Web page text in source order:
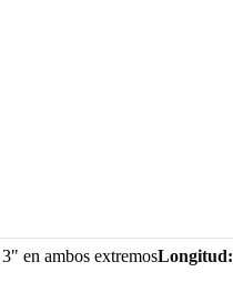
3" en ambos extremosLongitud: